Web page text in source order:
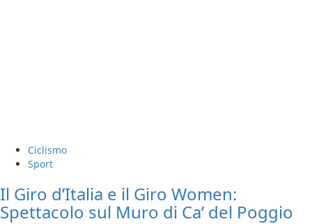
Ciclismo
Sport
Il Giro d’Italia e il Giro Women:
Spettacolo sul Muro di Ca’ del Poggio